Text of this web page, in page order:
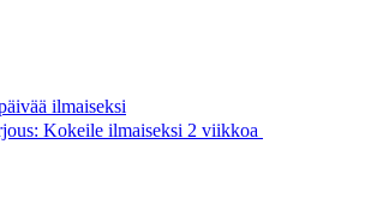
ilmaiseksi
Kokeile ilmaiseksi 2 viikkoa